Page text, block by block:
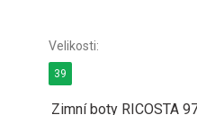
Zimní boty RICOSTA
39